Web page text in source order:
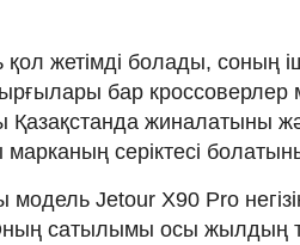
жетімді болады, соның
бар
жиналатыны
серіктесі болатыны
модель Jetour X90 Pro
сатылымы осы жылдың